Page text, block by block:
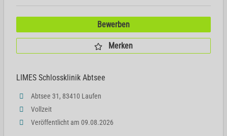
Bewerben
Merken
LIMES Schlossklinik Abtsee
Abtsee 31, 83410 Laufen
Vollzeit
Veröffentlicht am 09.08.2026